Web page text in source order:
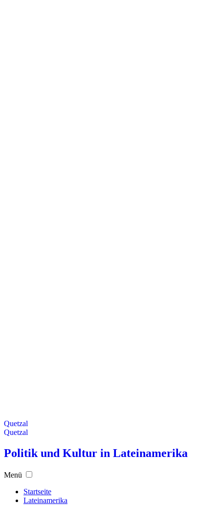
Quetzal
Quetzal
Politik und Kultur in Lateinamerika
Menü
Startseite
Lateinamerika